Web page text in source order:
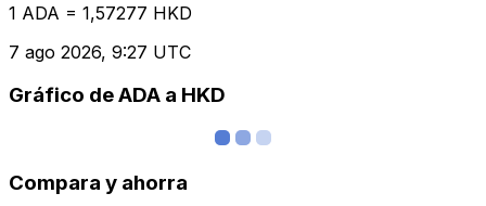
1 ADA = 1,57277 HKD
7 ago 2026, 9:27 UTC
Gráfico de ADA a HKD
Compara y ahorra